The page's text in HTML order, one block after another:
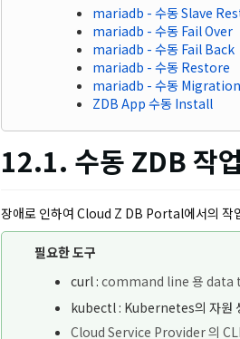
mariadb - 수동 Slave
mariadb - 수동 Fail Over
mariadb - 수동 Fail Back
mariadb - 수동 Restore
mariadb - 수동 Migration
ZDB App 수동 Install
12.1. 수동 ZDB 작업
장애로 인하여 Cloud Z DB Portal에서의 작
필요한 도구
curl :command line 용
kubectl : Kubernetes의 자원
Cloud Service Provider 의